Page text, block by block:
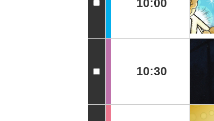
10:00
10:30